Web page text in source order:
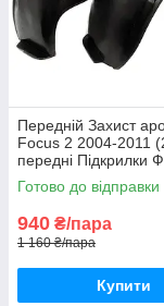
Передній Захист
Focus 2 2004-2011
передні Підкрилки
Фокус 2 пара
Готово до відправки
940 ₴/пара
1 160 ₴/пара
Купити